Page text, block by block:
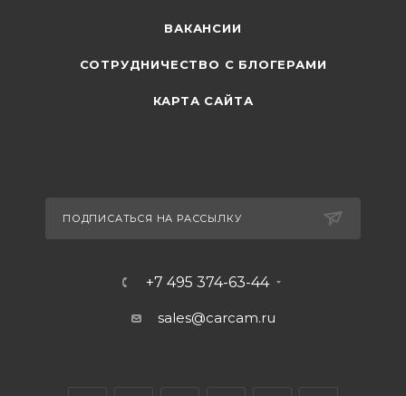
ВАКАНСИИ
СОТРУДНИЧЕСТВО С БЛОГЕРАМИ
КАРТА САЙТА
ПОДПИСАТЬСЯ НА РАССЫЛКУ
+7 495 374-63-44
sales@carcam.ru